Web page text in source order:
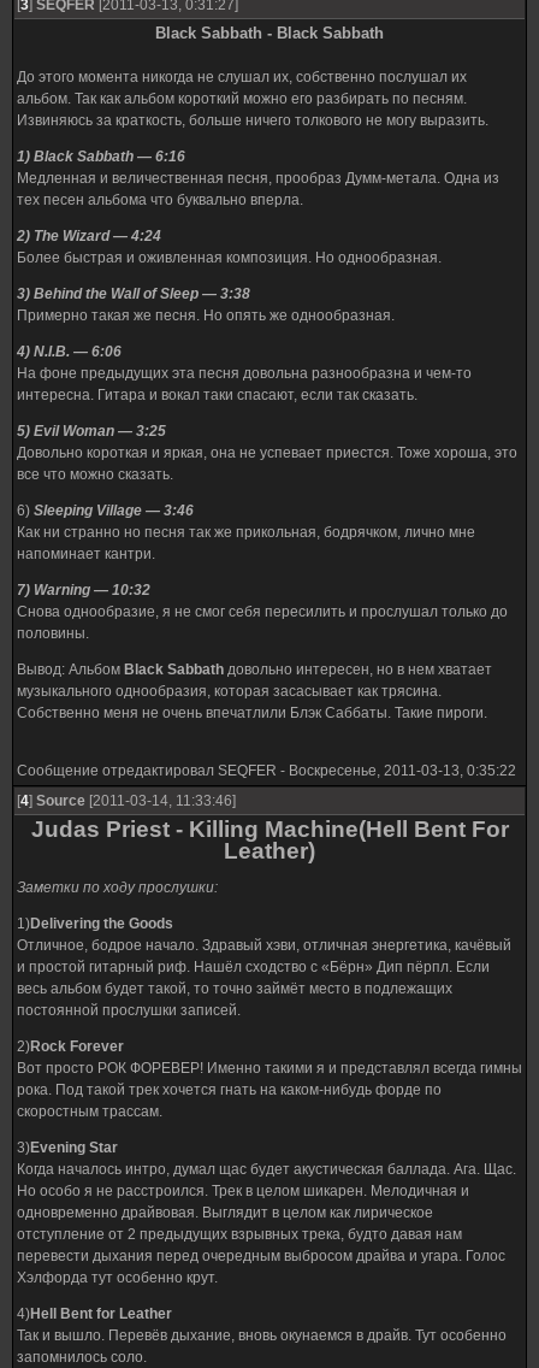
[3] SEQFER [2011-03-13, 0:31:27]
Black Sabbath - Black Sabbath
До этого момента никогда не слушал их, собственно послушал их
альбом. Так как альбом короткий можно его разбирать по песням.
Извиняюсь за краткость, больше ничего толкового не могу выразить.
1) Black Sabbath — 6:16
Медленная и величественная песня, прообраз Думм-метала. Одна из
тех песен альбома что буквально вперла.
2) The Wizard — 4:24
Более быстрая и оживленная композиция. Но однообразная.
3) Behind the Wall of Sleep — 3:38
Примерно такая же песня. Но опять же однообразная.
4) N.I.B. — 6:06
На фоне предыдущих эта песня довольна разнообразна и чем-то
интересна. Гитара и вокал таки спасают, если так сказать.
5) Evil Woman — 3:25
Довольно короткая и яркая, она не успевает приестся. Тоже хороша, это
все что можно сказать.
6) Sleeping Village — 3:46
Как ни странно но песня так же прикольная, бодрячком, лично мне
напоминает кантри.
7) Warning — 10:32
Снова однообразие, я не смог себя пересилить и прослушал только до
половины.
Вывод: Альбом Black Sabbath довольно интересен, но в нем хватает
музыкального однообразия, которая засасывает как трясина.
Собственно меня не очень впечатлили Блэк Саббаты. Такие пироги.
Сообщение отредактировал SEQFER - Воскресенье, 2011-03-13, 0:35:22
[4] Source [2011-03-14, 11:33:46]
Judas Priest - Killing Machine(Hell Bent For
Leather)
Заметки по ходу прослушки:
1)Delivering the Goods
Отличное, бодрое начало. Здравый хэви, отличная энергетика, качёвый
и простой гитарный риф. Нашёл сходство с «Бёрн» Дип пёрпл. Если
весь альбом будет такой, то точно займёт место в подлежащих
постоянной прослушки записей.
2)Rock Forever
Вот просто РОК ФОРЕВЕР! Именно такими я и представлял всегда гимны
рока. Под такой трек хочется гнать на каком-нибудь форде по
скоростным трассам.
3)Evening Star
Когда началось интро, думал щас будет акустическая баллада. Ага. Щас.
Но особо я не расстроился. Трек в целом шикарен. Мелодичная и
одновременно драйвовая. Выглядит в целом как лирическое
отступление от 2 предыдущих взрывных трека, будто давая нам
перевести дыхания перед очередным выбросом драйва и угара. Голос
Хэлфорда тут особенно крут.
4)Hell Bent for Leather
Так и вышло. Перевёв дыхание, вновь окунаемся в драйв. Тут особенно
запомнилось соло.